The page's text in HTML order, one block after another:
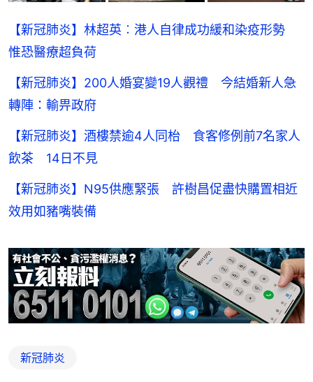
【新冠肺炎】林超英︰港人自律成功緩和染疫形勢
惟恐醫療超負荷
【新冠肺炎】200人婚宴變19人觀禮 今結婚新人急
轉陣：輸畀政府
【新冠肺炎】酒樓禁逾4人同枱 食客修例前7名家人
飲茶 14日不見
【新冠肺炎】N95供應緊張 許樹昌促盡快購置相近
效用如豬嘴裝備
新冠肺炎